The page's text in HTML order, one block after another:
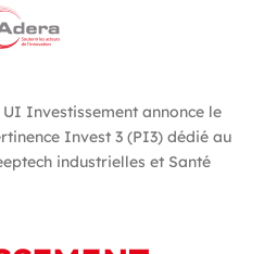
UI Investissement annonce le
Invest 3 (PI3) dédié au
industrielles et Santé